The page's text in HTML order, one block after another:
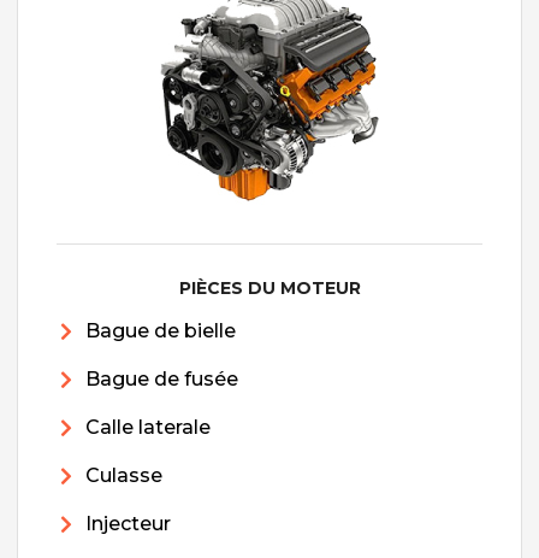
PIÈCES DU MOTEUR
Bague de bielle
Bague de fusée
Calle laterale
Culasse
Injecteur